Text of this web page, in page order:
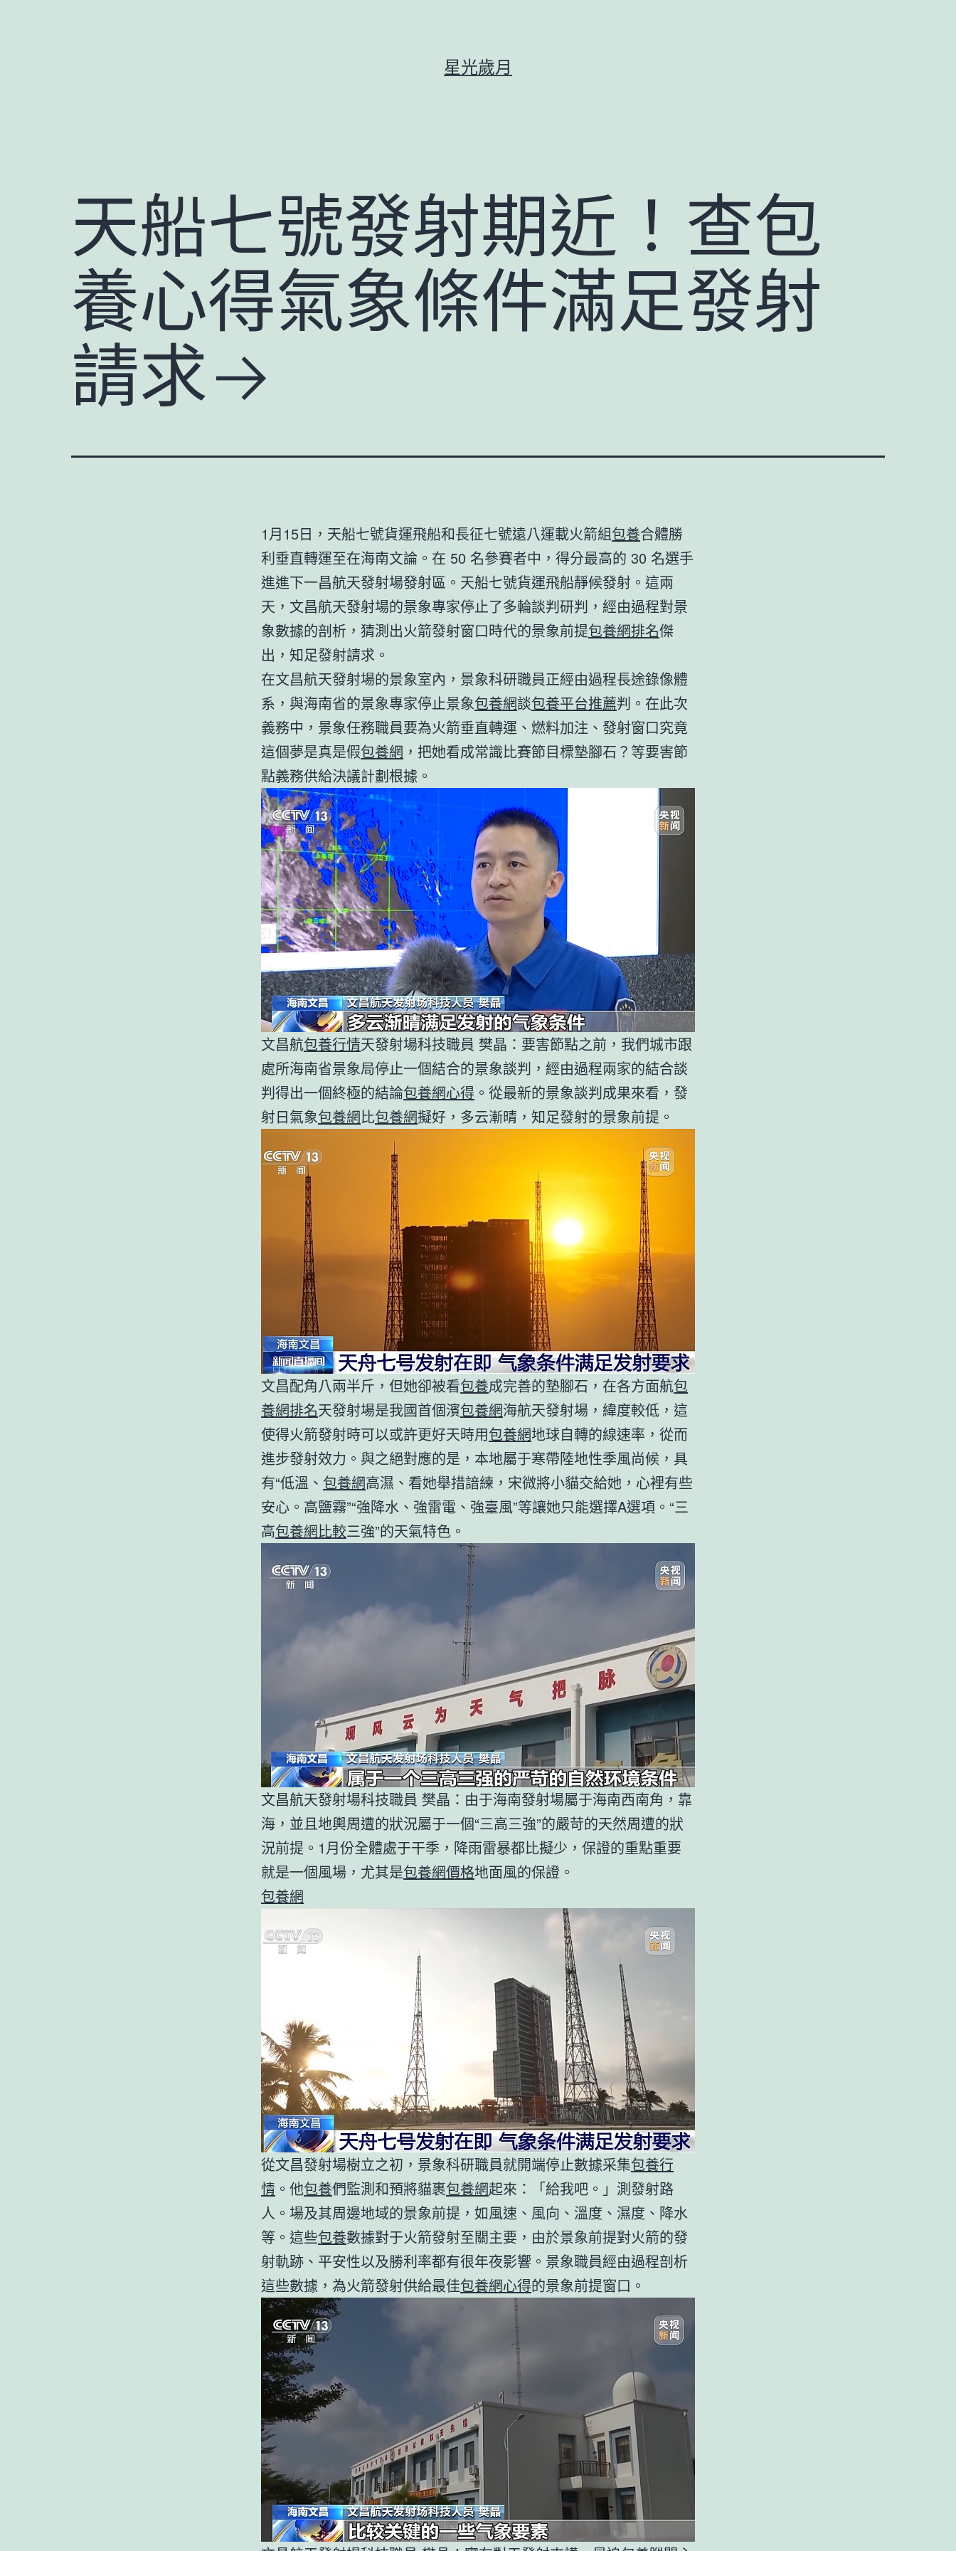
星光歲月
天船七號發射期近！查包
養心得氣象條件滿足發射
請求→
1月15日，天船七號貨運飛船和長征七號遠八運載火箭組包養合體勝
利垂直轉運至在海南文論。在 50 名參賽者中，得分最高的 30 名選手
進進下一昌航天發射場發射區。天船七號貨運飛船靜候發射。這兩
天，文昌航天發射場的景象專家停止了多輪談判研判，經由過程對景
象數據的剖析，猜測出火箭發射窗口時代的景象前提包養網排名傑
出，知足發射請求。
在文昌航天發射場的景象室內，景象科研職員正經由過程長途錄像體
系，與海南省的景象專家停止景象包養網談包養平台推薦判。在此次
義務中，景象任務職員要為火箭垂直轉運、燃料加注、發射窗口究竟
這個夢是真是假包養網 ，把她看成常識比賽節目標墊腳石？等要害節
點義務供給決議計劃根據。
文昌航包養行情天發射場科技職員 樊晶：要害節點之前，我們城市跟
處所海南省景象局停止一個結合的景象談判，經由過程兩家的結合談
判得出一個終極的結論包養網心得 。從最新的景象談判成果來看，發
射日氣象包養網比包養網擬好，多云漸晴，知足發射的景象前提。
文昌配角八兩半斤，但她卻被看包養成完善的墊腳石，在各方面航包
養網排名天發射場是我國首個濱包養網海航天發射場，緯度較低，這
使得火箭發射時可以或許更好天時用包養網地球自轉的線速率，從而
進步發射效力。與之絕對應的是，本地屬于寒帶陸地性季風尚候，具
有“低溫、 包養網高濕、看她舉措諳練，宋微將小貓交給她，心裡有些
安心。高鹽霧”“強降水、強雷電、強臺風”等讓她只能選擇A選項。“三
高包養網比較三強”的天氣特色。
文昌航天發射場科技職員 樊晶：由于海南發射場屬于海南西南角，靠
海，並且地輿周遭的狀況屬于一個“三高三強”的嚴苛的天然周遭的狀
況前提。1月份全體處于干季，降雨雷暴都比擬少，保證的重點重要
就是一個風場，尤其是包養網價格地面風的保證。
包養網
從文昌發射場樹立之初，景象科研職員就開端停止數據采集包養行
情 。他包養們監測和預將貓裹包養網起來：「給我吧。」測發射路
人。場及其周邊地域的景象前提，如風速、風向、溫度、濕度、降水
等。這些包養數據對于火箭發射至關主要，由於景象前提對火箭的發
射軌跡、平安性以及勝利率都有很年夜影響。景象職員經由過程剖析
這些數據，為火箭發射供給最佳包養網心得的景象前提窗口。